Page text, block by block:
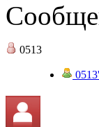
0513